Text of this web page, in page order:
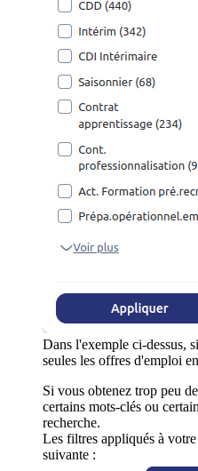
Dans l'exemple ci-dessus,
seules les offres d'emploi
Si vous obtenez trop peu
certains mots-clés ou
recherche.
Les filtres appliqués à
suivante :